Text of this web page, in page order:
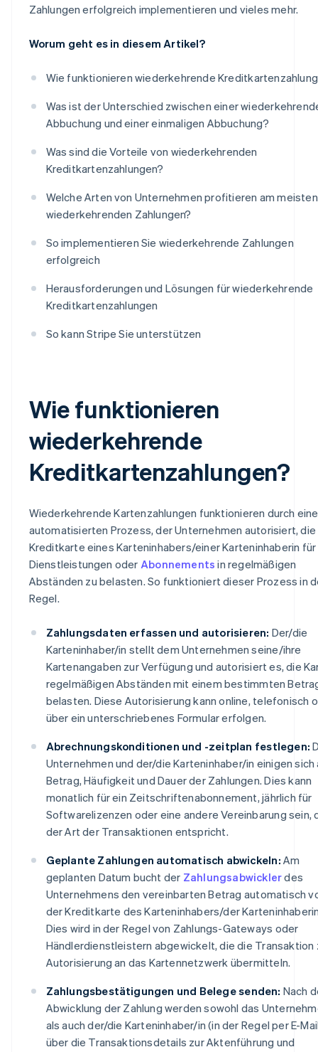
Zahlungen erfolgreich implementieren und vieles mehr.
Worum geht es in diesem Artikel?
Wie funktionieren wiederkehrende
Was ist der Unterschied zwischen einer
Abbuchung und einer einmaligen Abbuchung?
Was sind die Vorteile von wiederkehrenden
Kreditkartenzahlungen?
Welche Arten von Unternehmen profitieren am
wiederkehrenden Zahlungen?
So implementieren Sie wiederkehrende Zahlungen
erfolgreich
Herausforderungen und Lösungen für wiederkehrende
Kreditkartenzahlungen
So kann Stripe Sie unterstützen
Wie funktionieren
wiederkehrende
Kreditkartenzahlungen?
Wiederkehrende Kartenzahlungen funktionieren durch
automatisierten Prozess, der Unternehmen autorisiert, die
Kreditkarte eines Karteninhabers/einer Karteninhaberin für
Dienstleistungen oder Abonnements in regelmäßigen
Abständen zu belasten. So funktioniert dieser Prozess in
Regel.
Zahlungsdaten erfassen und autorisieren: Der/die
Karteninhaber/in stellt dem Unternehmen seine/ihre
Kartenangaben zur Verfügung und autorisiert es, die
regelmäßigen Abständen mit einem bestimmten
belasten. Diese Autorisierung kann online, telefonisch
über ein unterschriebenes Formular erfolgen.
Abrechnungskonditionen und -zeitplan festlegen:
Unternehmen und der/die Karteninhaber/in einigen sich
Betrag, Häufigkeit und Dauer der Zahlungen. Dies kann
monatlich für ein Zeitschriftenabonnement, jährlich für
Softwarelizenzen oder eine andere Vereinbarung sein,
der Art der Transaktionen entspricht.
Geplante Zahlungen automatisch abwickeln: Am
geplanten Datum bucht der Zahlungsabwicklerdes
Unternehmens den vereinbarten Betrag automatisch
der Kreditkarte des Karteninhabers/der
Dies wird in der Regel von Zahlungs-Gateways oder
Händlerdienstleistern abgewickelt, die die Transaktion
Autorisierung an das Kartennetzwerk übermitteln.
Zahlungsbestätigungen und Belege senden: Nach
Abwicklung der Zahlung werden sowohl das
als auch der/die Karteninhaber/in (in der Regel per E-
über die Transaktionsdetails zur Aktenführung und